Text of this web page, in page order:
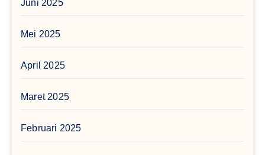
Juni 2025
Mei 2025
April 2025
Maret 2025
Februari 2025